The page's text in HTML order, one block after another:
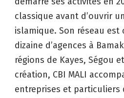
classique avant d’ouvrir
islamique. Son réseau est
dizaine d’agences à
régions de Kayes, Ségou
création, CBI MALI
entreprises et particuliers